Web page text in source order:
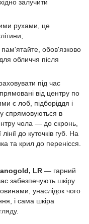
залучити
рухами, це
обов'язково
обличчя після
під час
від центру по
є лоб, підборіддя і
спрямовуються в
чола — до скронь,
до куточків губ. На
та крил до перенісся.
LR — гарний
забезпечують шкіру
унаслідок чого
і сама шкіра